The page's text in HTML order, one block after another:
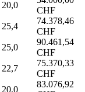
20,0
CHF
25,4
74.378,46
CHF
25,0
90.461,54
CHF
22,7
75.370,33
CHF
20,0
83.076,92